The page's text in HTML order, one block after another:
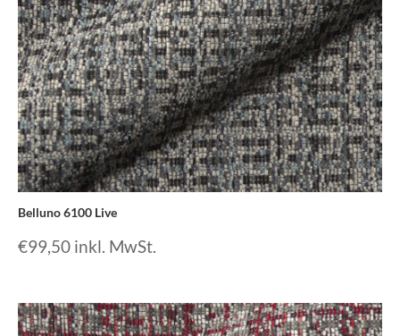
Belluno 6100 Live
€99,50 inkl. MwSt.